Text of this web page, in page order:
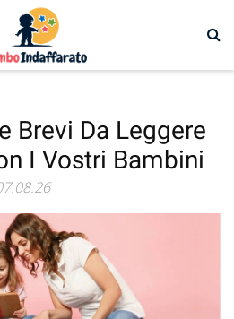
Brevi Da Leggere
I Vostri Bambini